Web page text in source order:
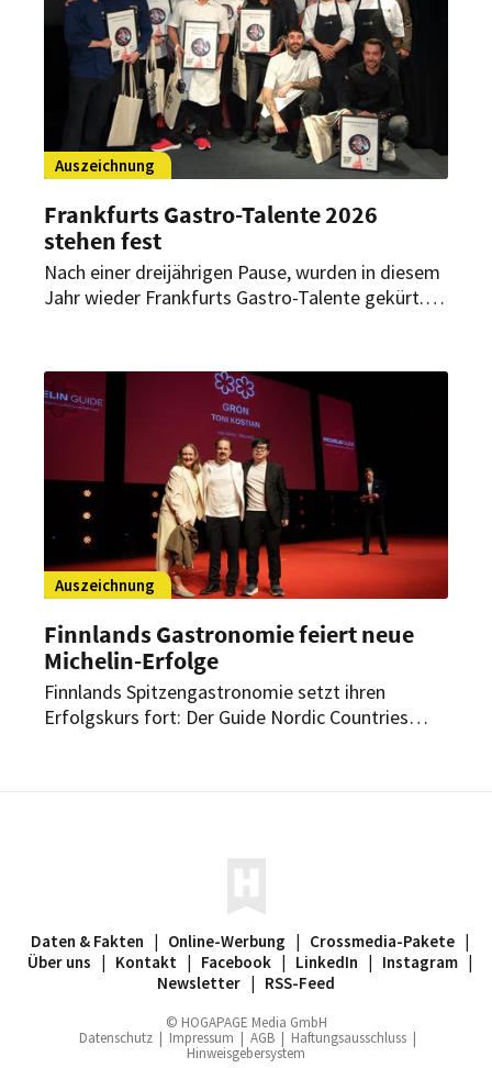
Auszeichnung
Frankfurts Gastro-Talente 2026
stehen fest
Nach einer dreijährigen Pause, wurden in diesem
Jahr wieder Frankfurts Gastro-Talente gekürt.
Auszeichnung
Finnlands Gastronomie feiert neue
Michelin-Erfolge
Finnlands Spitzengastronomie setzt ihren
Erfolgskurs fort: Der Guide Nordic Countries
Daten & Fakten | Online-Werbung | Crossmedia-Pakete |
Über uns | Kontakt | Facebook | LinkedIn | Instagram |
Newsletter | RSS-Feed
© HOGAPAGE Media GmbH
Datenschutz | Impressum | AGB | Haftungsausschluss |
Hinweisgebersystem